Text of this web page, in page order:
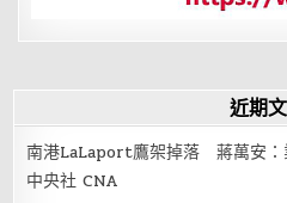
近期
南港LaLaport鷹架掉落 蔣萬安：
中央社 CNA